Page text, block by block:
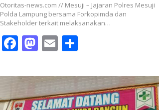
Otoritas-news.com // Mesuji – Jajaran Polres Mesuji
Polda Lampung bersama Forkopimda dan
Stakeholder terkait melaksanakan…
F
e
b
M
to
d
E
ai
l
ar
e